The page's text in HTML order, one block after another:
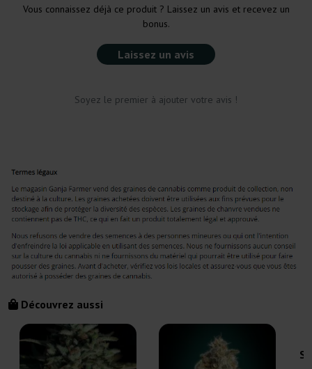
Vous connaissez déjà ce produit ? Laissez un avis et recevez un
bonus.
Laissez un avis
Soyez le premier à ajouter votre avis !
Découvrez aussi